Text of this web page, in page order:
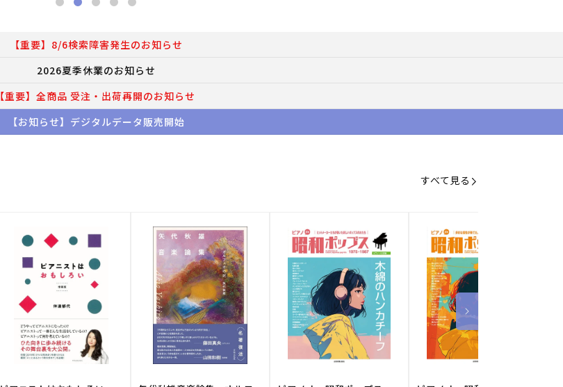
【重要】8/6検索障害発生のお知らせ
2026夏季休業のお知らせ
【重要】全商品 受注・出荷再開のお知らせ
【お知らせ】デジタルデータ販売開始
すべて見る